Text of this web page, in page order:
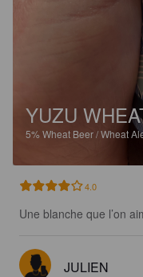
YUZU
5% Wheat Beer / Wheat
4.0
Une blanche que l’on
JULIEN